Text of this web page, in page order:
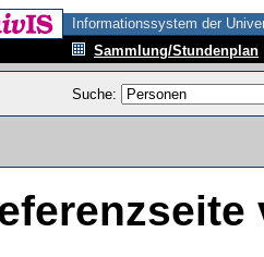
Informationssystem der
Sammlung/Stundenplan
Suche: